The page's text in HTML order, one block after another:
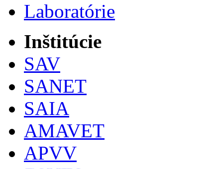
Laboratórie
Inštitúcie
SAV
SANET
SAIA
AMAVET
APVV